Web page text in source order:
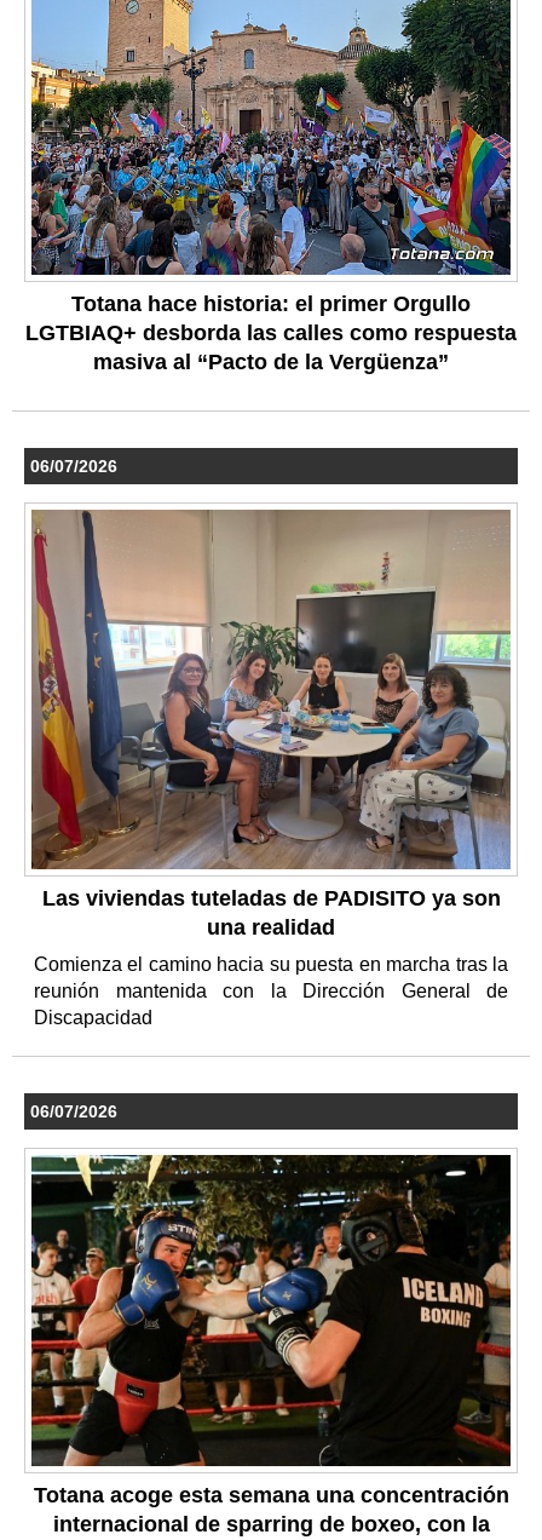
Totana hace historia: el primer Orgullo
LGTBIAQ+ desborda las calles como respuesta
masiva al “Pacto de la Vergüenza”
06/07/2026
Las viviendas tuteladas de PADISITO ya son
una realidad
Comienza el camino hacia su puesta en marcha tras la
reunión mantenida con la Dirección General de
Discapacidad
06/07/2026
Totana acoge esta semana una concentración
internacional de sparring de boxeo, con la